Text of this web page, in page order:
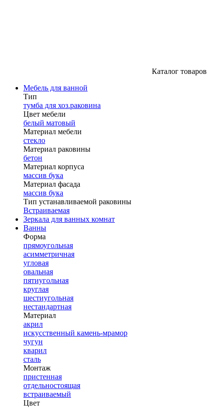
Каталог товаров
Мебель для ванной
Тип
тумба для хоз.раковина
Цвет мебели
белый матовый
Материал мебели
стекло
Материал раковины
бетон
Материал корпуса
массив бука
Материал фасада
массив бука
Тип устанавливаемой раковины
Встраиваемая
Зеркала для ванных комнат
Ванны
Форма
прямоугольная
асимметричная
угловая
овальная
пятиугольная
круглая
шестиугольная
нестандартная
Материал
акрил
искусственный камень-мрамор
чугун
кварил
сталь
Монтаж
пристенная
отдельностоящая
встраиваемый
Цвет